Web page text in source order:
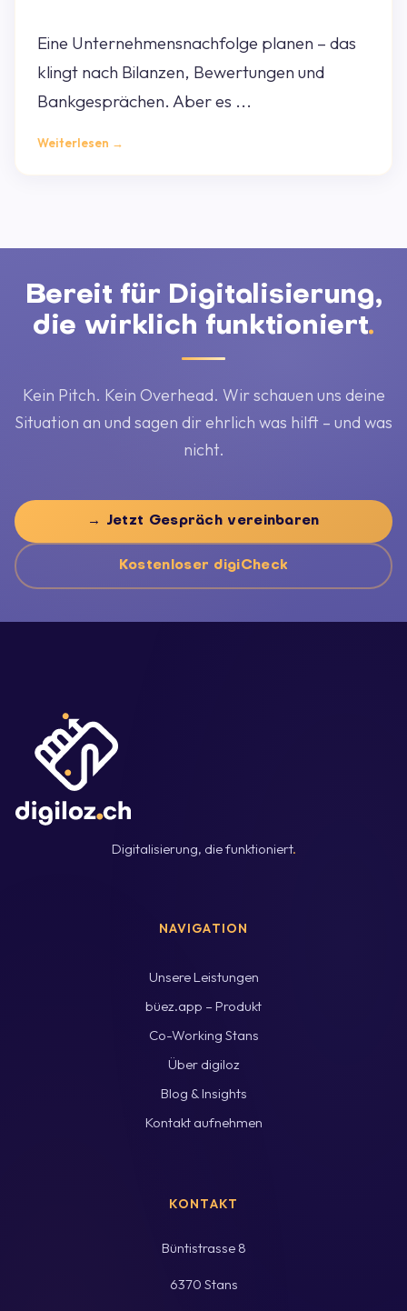
Eine Unternehmensnachfolge planen – das
klingt nach Bilanzen, Bewertungen und
Bankgesprächen. Aber es ...
Weiterlesen →
Bereit für Digitalisierung,
die wirklich funktioniert.
Kein Pitch. Kein Overhead. Wir schauen uns deine
Situation an und sagen dir ehrlich was hilft – und was
nicht.
→ Jetzt Gespräch vereinbaren
Kostenloser digiCheck
Digitalisierung, die funktioniert.
NAVIGATION
Unsere Leistungen
büez.app – Produkt
Co-Working Stans
Über digiloz
Blog & Insights
Kontakt aufnehmen
KONTAKT
Büntistrasse 8
6370 Stans